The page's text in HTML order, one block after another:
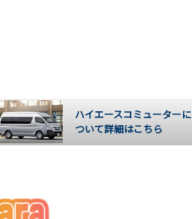
ハイエースコミューターに
ついて詳細はこちら